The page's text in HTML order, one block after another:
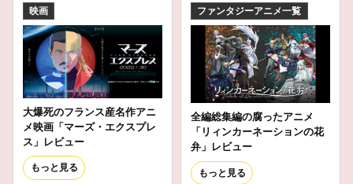
映画
大爆死のフランス産名作アニ
メ映画「マーズ・エクスプレ
ス」レビュー
もっと見る
ファンタジーアニメ一覧
全編総集編の腐ったアニメ
「リィンカーネーションの花
弁」レビュー
もっと見る